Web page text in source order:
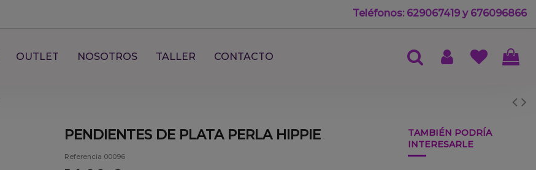
Teléfonos: 629067419 y 676096866
OUTLET NOSOTROS TALLER CONTACTO
PENDIENTES DE PLATA PERLA HIPPIE
Referencia 00096
TAMBIÉN PODRÍA
INTERESARLE